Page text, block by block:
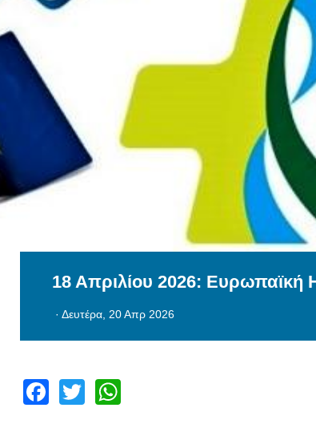
18 Απριλίου 2026:
· Δευτέρα, 20 Απρ 2026
Facebook
Twitter